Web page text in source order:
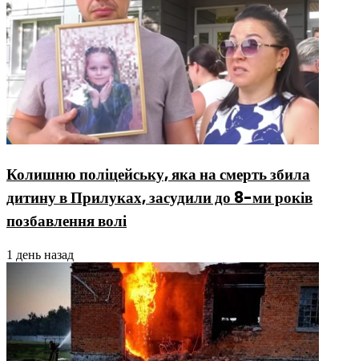
Колишню поліцейську, яка на смерть збила
дитину в Прилуках, засудили до 8-ми років
позбавлення волі
1 день назад